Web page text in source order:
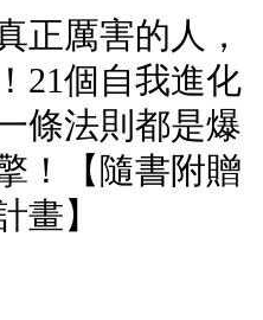
正厲害的人，
21個自我進化
條法則都是爆
！【隨書附贈
畫】